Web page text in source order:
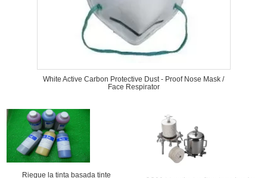
White Active Carbon Protective Dust - Proof Nose Mask /
Face Respirator
Riegue la tinta basada tinte